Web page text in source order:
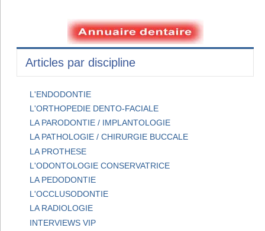
Articles par discipline
L'ENDODONTIE
L'ORTHOPEDIE DENTO-FACIALE
LA PARODONTIE / IMPLANTOLOGIE
LA PATHOLOGIE / CHIRURGIE BUCCALE
LA PROTHESE
L'ODONTOLOGIE CONSERVATRICE
LA PEDODONTIE
L'OCCLUSODONTIE
LA RADIOLOGIE
INTERVIEWS VIP